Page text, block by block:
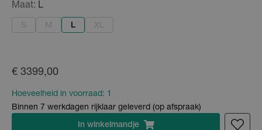
Maat: L
S M L XL
€ 3399,00
Hoeveelheid in voorraad: 1
Binnen 7 werkdagen rijklaar geleverd (op afspraak)
In winkelmandje